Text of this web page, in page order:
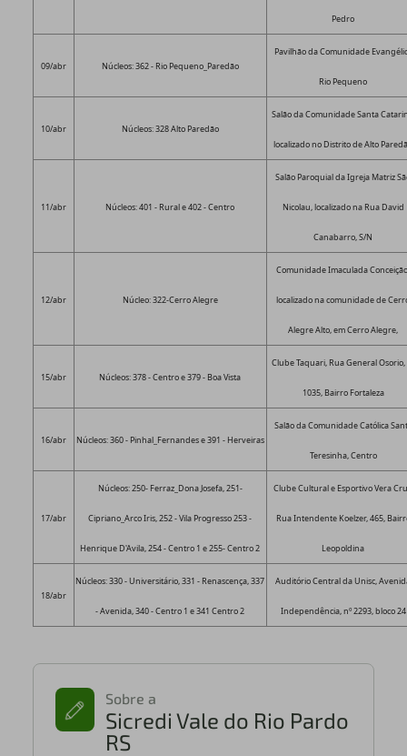
Pedro
09/abr Núcleos: 362 - Rio Pequeno_Paredão
Pavilhão da Comunidade
Rio Pequeno
10/abr Núcleos: 328 Alto Paredão
Salão da Comunidade Santa
localizado no Distrito de Alto
11/abr Núcleos: 401 - Rural e 402 - Centro
Salão Paroquial da Igreja Matriz
Nicolau, localizado na Rua David
Canabarro, S/N
12/abr Núcleo: 322-Cerro Alegre
Comunidade Imaculada
localizado na comunidade de
Alegre Alto, em Cerro Alegre,
15/abr Núcleos: 378 - Centro e 379 - Boa Vista
Clube Taquari, Rua General Osorio,
1035, Bairro Fortaleza
16/abr Núcleos: 360 - Pinhal_Fernandes e 391 - Herveiras
Salão da Comunidade Católica
Teresinha, Centro
17/abr
Núcleos: 250- Ferraz_Dona Josefa, 251-
Cipriano_Arco Iris, 252 - Vila Progresso 253 -
Henrique D'Avila, 254 - Centro 1 e 255- Centro 2
Clube Cultural e Esportivo Vera
Rua Intendente Koelzer, 465,
Leopoldina
18/abr
Núcleos: 330 - Universitário, 331 - Renascença, 337
- Avenida, 340 - Centro 1 e 341 Centro 2
Auditório Central da Unisc,
Independência, nº 2293, bloco 24
Sobre a
Sicredi Vale do Rio Pardo
RS